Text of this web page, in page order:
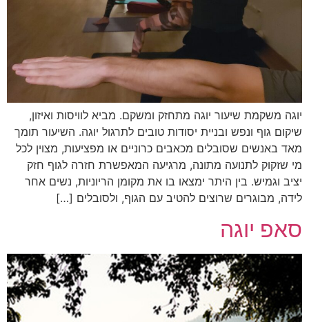
יוגה משקמת שיעור יוגה מתחזק ומשקם. מביא לוויסות ואיזון,
שיקום גוף ונפש ובניית יסודות טובים לתרגול יוגה. השיעור תומך
מאד באנשים שסובלים מכאבים כרוניים או מפציעות, מצוין לכל
מי שזקוק לתנועה מתונה, מרגיעה המאפשרת חזרה לגוף חזק
יציב וגמיש. בין היתר ימצאו בו את מקומן הריוניות, נשים אחר
לידה, מבוגרים שרוצים להטיב עם הגוף, ולסובלים […]
סאפ יוגה